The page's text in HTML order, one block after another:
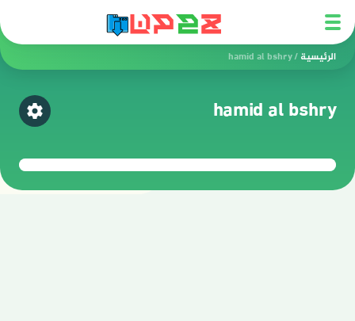
الرئيسية /
hamid al bshry
hamid al bshry اختر